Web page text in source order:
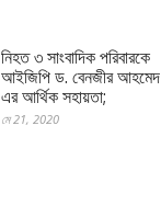
নিহত ৩ সাংবাদিক পরিবারকে
আইজিপি ড. বেনজীর আহমেদ
এর আর্থিক সহায়তা;
মে 21, 2020